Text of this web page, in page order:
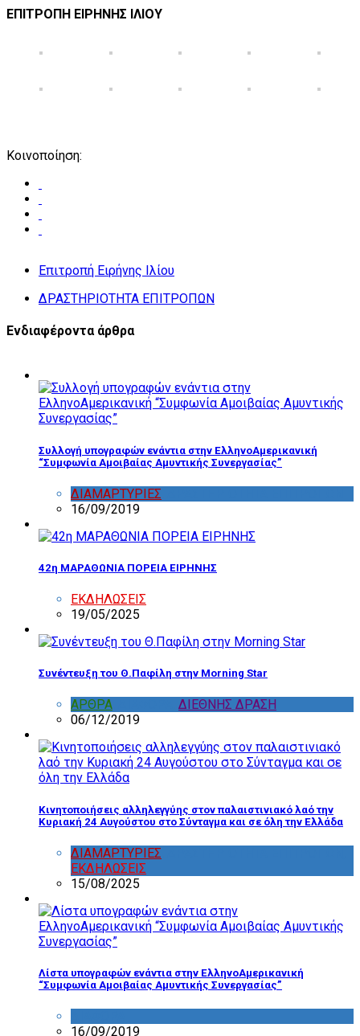
ΕΠΙΤΡΟΠΗ ΕΙΡΗΝΗΣ ΙΛΙΟΥ
Κοινοποίηση:
Επιτροπή Ειρήνης Ιλίου
ΔΡΑΣΤΗΡΙΟΤΗΤΑ ΕΠΙΤΡΟΠΩΝ
Ενδιαφέροντα άρθρα
Συλλογή υπογραφών ενάντια στην ΕλληνοΑμερικανική
“Συμφωνία Αμοιβαίας Αμυντικής Συνεργασίας”
ΔΙΑΜΑΡΤΥΡΙΕΣ
16/09/2019
42η ΜΑΡΑΘΩΝΙΑ ΠΟΡΕΙΑ ΕΙΡΗΝΗΣ
ΕΚΔΗΛΩΣΕΙΣ
19/05/2025
Συνέντευξη του Θ.Παφίλη στην Morning Star
ΑΡΘΡΑ
ΔΙΕΘΝΗΣ ΔΡΑΣΗ
06/12/2019
Κινητοποιήσεις αλληλεγγύης στον παλαιστινιακό λαό την
Κυριακή 24 Αυγούστου στο Σύνταγμα και σε όλη την Ελλάδα
ΔΙΑΜΑΡΤΥΡΙΕΣ
ΕΚΔΗΛΩΣΕΙΣ
15/08/2025
Λίστα υπογραφών ενάντια στην ΕλληνοΑμερικανική
“Συμφωνία Αμοιβαίας Αμυντικής Συνεργασίας”
16/09/2019